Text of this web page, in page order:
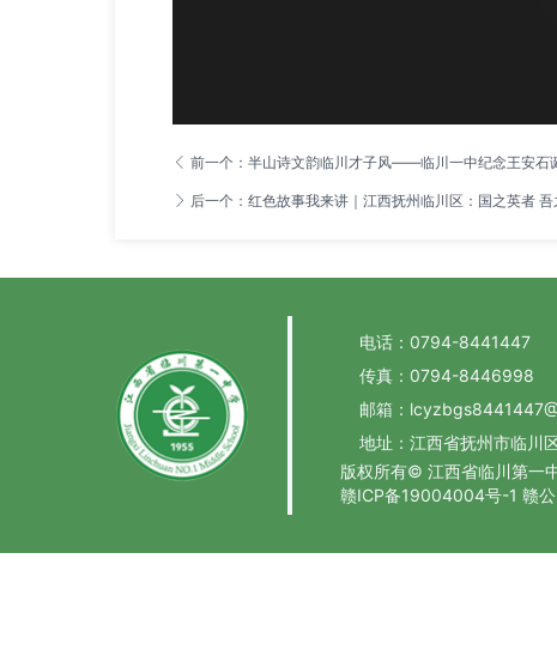
前一个：半山诗文韵临川才子风——临川一中纪念王安石
后一个：红色故事我来讲｜江西抚州临川区：国之英者
电话：0794-8441447
传真：0794-8446998
邮箱：
地址：江西省抚州市临川
版权所有© 江西省临川第一
赣ICP备19004004号-1 赣